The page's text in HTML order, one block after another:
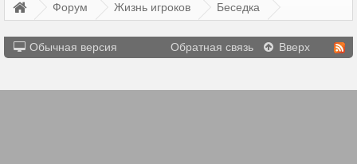
Форум Жизнь игроков Беседка
Обычная версия Обратная связь Вверх